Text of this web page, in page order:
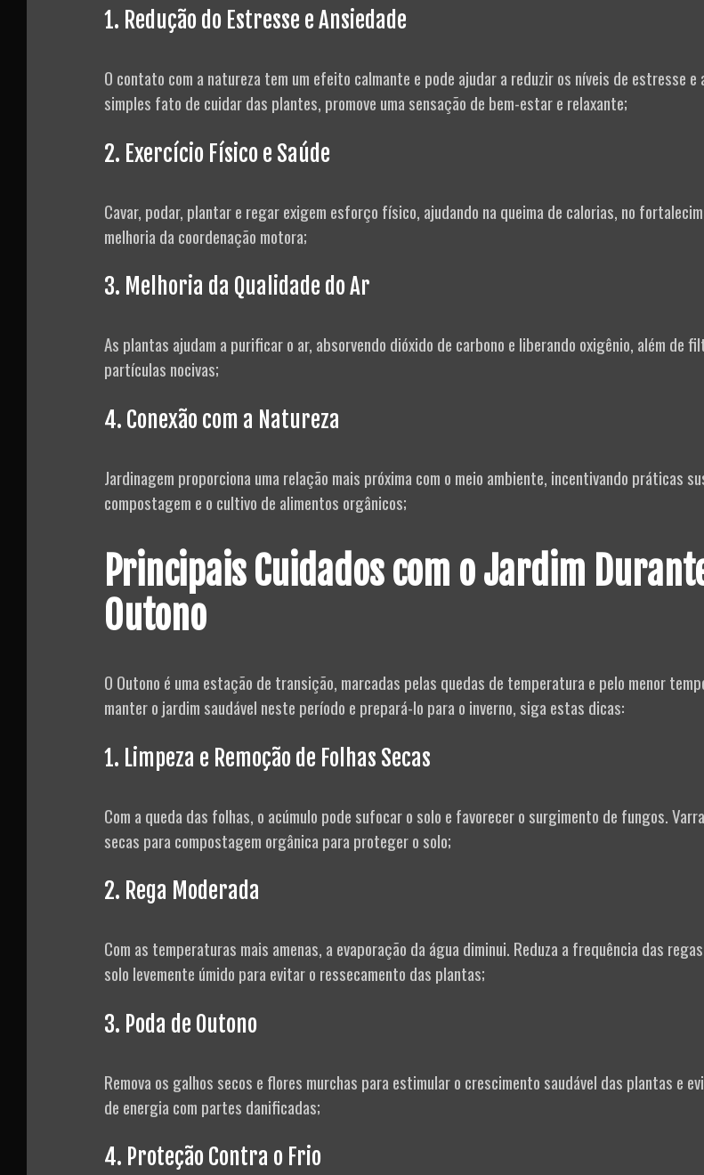
1. Redução do Estresse e Ansiedade
O contato com a natureza tem um efeito calmante e pode ajudar a reduzir os níveis de estresse e
simples fato de cuidar das plantes, promove uma sensação de bem-estar e relaxante;
2. Exercício Físico e Saúde
Cavar, podar, plantar e regar exigem esforço físico, ajudando na queima de calorias, no
melhoria da coordenação motora;
3. Melhoria da Qualidade do Ar
As plantas ajudam a purificar o ar, absorvendo dióxido de carbono e liberando oxigênio, além de
partículas nocivas;
4. Conexão com a Natureza
Jardinagem proporciona uma relação mais próxima com o meio ambiente, incentivando práticas
compostagem e o cultivo de alimentos orgânicos;
Principais Cuidados com o Jardim
Outono
O Outono é uma estação de transição, marcadas pelas quedas de temperatura e pelo menor
manter o jardim saudável neste período e prepará-lo para o inverno, siga estas dicas:
1. Limpeza e Remoção de Folhas Secas
Com a queda das folhas, o acúmulo pode sufocar o solo e favorecer o surgimento de fungos.
secas para compostagem orgânica para proteger o solo;
2. Rega Moderada
Com as temperaturas mais amenas, a evaporação da água diminui. Reduza a frequência das
solo levemente úmido para evitar o ressecamento das plantas;
3. Poda de Outono
Remova os galhos secos e flores murchas para estimular o crescimento saudável das plantas e
de energia com partes danificadas;
4. Proteção Contra o Frio